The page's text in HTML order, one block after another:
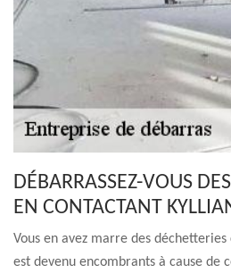
DÉBARRASSEZ-VOUS
EN CONTACTANT
Vous en avez marre des
est devenu encombrants à cause de